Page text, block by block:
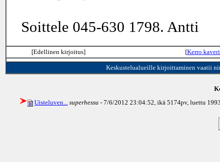
Soittele 045-630 1798. Antti
[Edellinen kirjoitus] [Kerro
Keskustelualueille kirjoittaminen vaatii
Uisteluven... superhessu - 7/6/2012 23:04:52, ikä 5174pv, luettu